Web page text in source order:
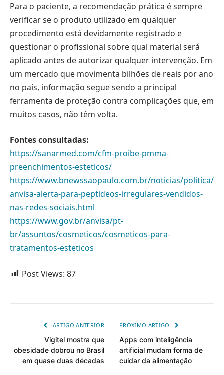
Para o paciente, a recomendação prática é sempre
verificar se o produto utilizado em qualquer
procedimento está devidamente registrado e
questionar o profissional sobre qual material será
aplicado antes de autorizar qualquer intervenção. Em
um mercado que movimenta bilhões de reais por ano
no país, informação segue sendo a principal
ferramenta de proteção contra complicações que, em
muitos casos, não têm volta.
Fontes consultadas:
https://sanarmed.com/cfm-proibe-pmma-
preenchimentos-esteticos/
https://www.bnewssaopaulo.com.br/noticias/politica/
anvisa-alerta-para-peptideos-irregulares-vendidos-
nas-redes-sociais.html
https://www.gov.br/anvisa/pt-
br/assuntos/cosmeticos/cosmeticos-para-
tratamentos-esteticos
Post Views: 87
ARTIGO ANTERIOR
Vigitel mostra que
obesidade dobrou no Brasil
em quase duas décadas
PRÓXIMO ARTIGO
Apps com inteligência
artificial mudam forma de
cuidar da alimentação